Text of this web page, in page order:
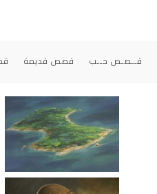
قــصـص حــب قصص قديمة